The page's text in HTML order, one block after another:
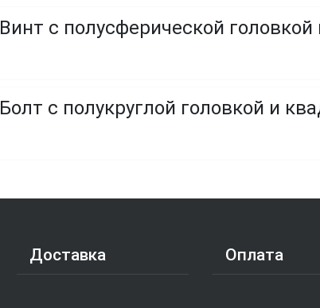
Винт с полусферической
Болт с полукруглой головкой и
Доставка Оплата